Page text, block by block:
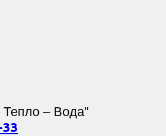
Тепло – Вода"